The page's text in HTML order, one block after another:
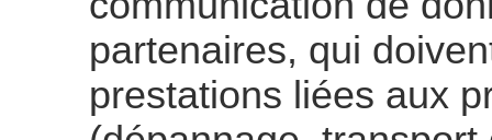
partenaires, qui
prestations liées aux